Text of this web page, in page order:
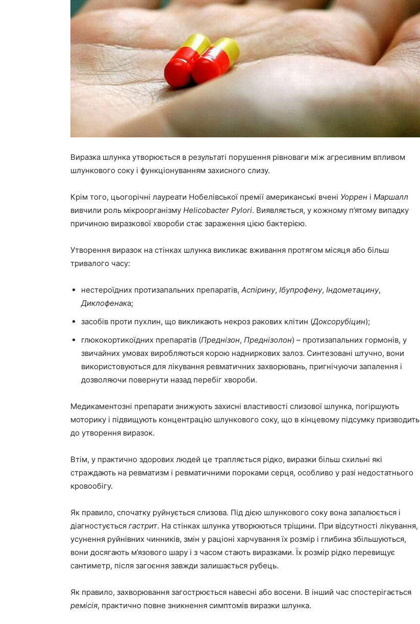
Виразка шлунка утворюється в результаті порушення рівноваги між агресивним впливом
шлункового соку і функціонуванням захисного слизу.
Крім того, цьогорічні лауреати Нобелівської премії американські вчені Уоррен і Маршалл
вивчили роль мікроорганізму Helicobacter Pylori. Виявляється, у кожному п’ятому випадку
причиною виразкової хвороби стає зараження цією бактерією.
Утворення виразок на стінках шлунка викликає вживання протягом місяця або більш
тривалого часу:
нестероїдних протизапальних препаратів, Аспірину, Ібупрофену, Індометацину,
Диклофенака;
засобів проти пухлин, що викликають некроз ракових клітин (Доксорубіцин);
глюкокортикоїдних препаратів (Преднізон, Преднізолон) – протизапальних гормонів, у
звичайних умовах виробляються корою надниркових залоз. Синтезовані штучно, вони
використовуються для лікування ревматичних захворювань, пригнічуючи запалення і
дозволяючи повернути назад перебіг хвороби.
Медикаментозні препарати знижують захисні властивості слизової шлунка, погіршують
моторику і підвищують концентрацію шлункового соку, що в кінцевому підсумку призводить
до утворення виразок.
Втім, у практично здорових людей це трапляється рідко, виразки більш схильні які
страждають на ревматизм і ревматичними пороками серця, особливо у разі недостатнього
кровообігу.
Як правило, спочатку руйнується слизова. Під дією шлункового соку вона запалюється і
діагностується гастрит. На стінках шлунка утворюються тріщини. При відсутності лікування,
усунення руйнівних чинників, змін у раціоні харчування їх розмір і глибина збільшуються,
вони досягають м’язового шару і з часом стають виразками. Їх розмір рідко перевищує
сантиметр, після загоєння завжди залишається рубець.
Як правило, захворювання загострюється навесні або восени. В інший час спостерігається
ремісія, практично повне зникнення симптомів виразки шлунка.